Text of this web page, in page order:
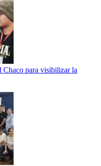
Chaco para visibilizar la